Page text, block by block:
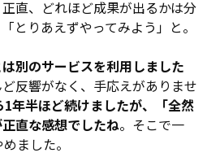
直、どれほど成果が出るかは分
とりあえずやってみよう」と。
別のサービスを利用しました
反響がなく、手応えがありませ
1年半ほど続けましたが、「全然
直な感想でしたね。そこで一
ました。